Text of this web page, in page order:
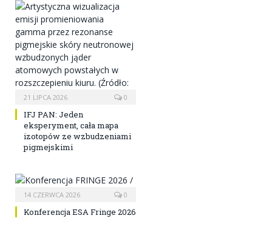
21 LIPCA 2026 0
IFJ PAN: Jeden
eksperyment, cała mapa
izotopów ze wzbudzeniami
pigmejskimi
14 CZERWCA 2026 0
Konferencja ESA Fringe 2026